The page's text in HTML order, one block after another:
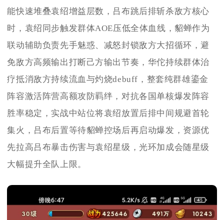
能快速堆叠袁绍增益层数，吕布跳后排斩杀敌方核心
时，袁绍同步触发群体AOE压低全体血线，貂蝉作为
联动辅助负责先手魅惑、减怒封锁敌方大招循环，避
免敌方高频输出打断己方输出节奏，华佗持续群体治
疗抵消敌方持续流血与灼烧debuff，整套纯群雄鎏金
阵容激活阵营高额攻防羁绊，对抗各国单核爆发阵容
胜率稳定，实战中站位将袁绍放置后排中间规避首轮
集火，吕布后置等待貂蝉控场后再启动爆发，资源优
先拉高吕布暴击伤害与袁绍星级，光环加成会随星级
大幅提升全队上限。